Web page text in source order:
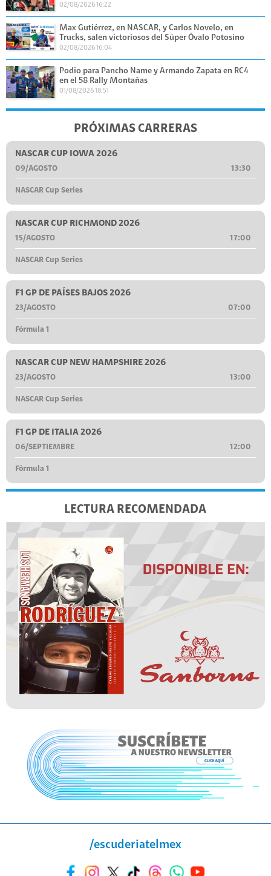
02/08/2026 16:22
Max Gutiérrez, en NASCAR, y Carlos Novelo, en
Trucks, salen victoriosos del Súper Óvalo Potosino
02/08/2026 16:04
Podio para Pancho Name y Armando Zapata en RC4
en el 58 Rally Montañas
01/08/2026 18:51
PRÓXIMAS CARRERAS
NASCAR CUP IOWA 2026
09/AGOSTO 13:30
NASCAR Cup Series
NASCAR CUP RICHMOND 2026
15/AGOSTO 17:00
NASCAR Cup Series
F1 GP DE PAÍSES BAJOS 2026
23/AGOSTO 07:00
Fórmula 1
NASCAR CUP NEW HAMPSHIRE 2026
23/AGOSTO 13:00
NASCAR Cup Series
F1 GP DE ITALIA 2026
06/SEPTIEMBRE 12:00
Fórmula 1
LECTURA RECOMENDADA
/escuderiatelmex